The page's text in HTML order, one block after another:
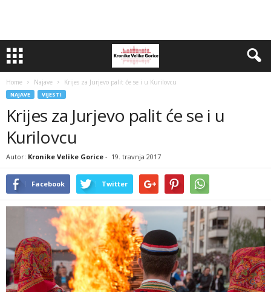
Home Najave Krijes za Jurjevo palit će se i u Kurilovcu
NAJAVE VIJESTI
Krijes za Jurjevo palit će se i u
Kurilovcu
Autor: Kronike Velike Gorice - 19. travnja 2017
Facebook Twitter